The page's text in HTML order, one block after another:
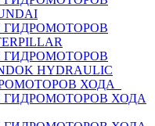
ГИДРОМОТОРОВ
ГИДРОМОТОРОВ
HYDRAULIC
ХОДА
ГИДРОМОТОРОВ ХОДА